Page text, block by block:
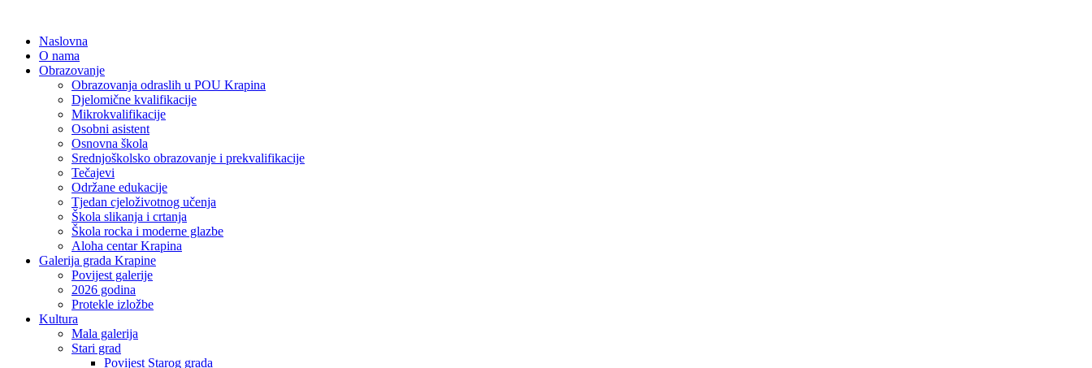
Naslovna
O nama
Obrazovanje
Obrazovanja odraslih u POU Krapina
Djelomične kvalifikacije
Mikrokvalifikacije
Osobni asistent
Osnovna škola
Srednjoškolsko obrazovanje i prekvalifikacije
Tečajevi
Održane edukacije
Tjedan cjeloživotnog učenja
Škola slikanja i crtanja
Škola rocka i moderne glazbe
Aloha centar Krapina
Galerija grada Krapine
Povijest galerije
2026 godina
Protekle izložbe
Kultura
Mala galerija
Stari grad
Povijest Starog grada